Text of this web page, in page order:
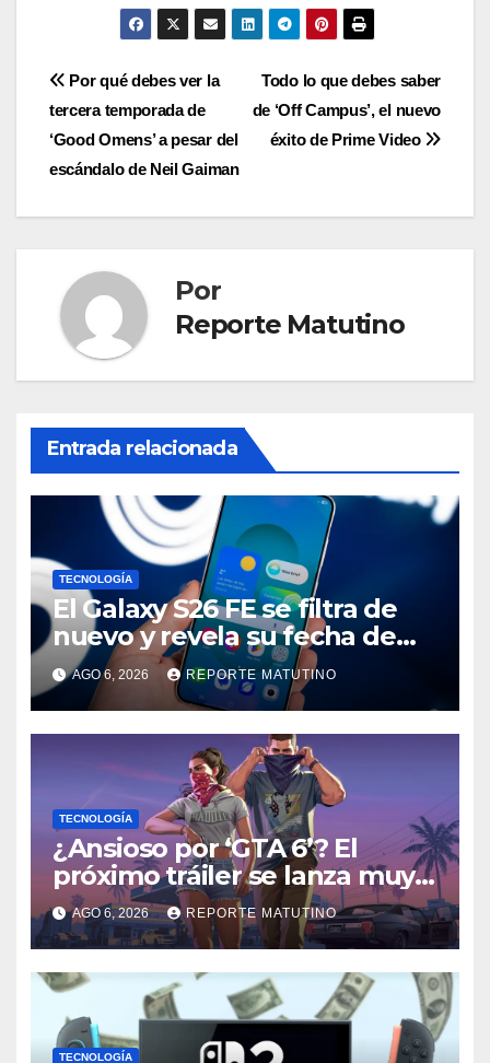
Navegación
de
entradas
Todo lo que debes saber
de ‘Off Campus’, el nuevo
éxito de Prime Video
Por qué debes ver la
tercera temporada de
‘Good Omens’ a pesar del
escándalo de Neil Gaiman
Por
Reporte Matutino
Entrada relacionada
TECNOLOGÍA
El Galaxy S26 FE se filtra de
nuevo y revela su fecha de
lanzamiento
AGO 6, 2026 REPORTE MATUTINO
TECNOLOGÍA
¿Ansioso por ‘GTA 6’? El
próximo tráiler se lanza muy
pronto… en Netflix
AGO 6, 2026 REPORTE MATUTINO
TECNOLOGÍA